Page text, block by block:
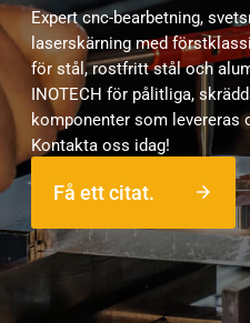
Expert cnc-bearbetning,
laserskärning med
för stål, rostfritt stål och
INOTECH för pålitliga,
komponenter som levereras
Kontakta oss idag!
Få ett citat. arrow_forward